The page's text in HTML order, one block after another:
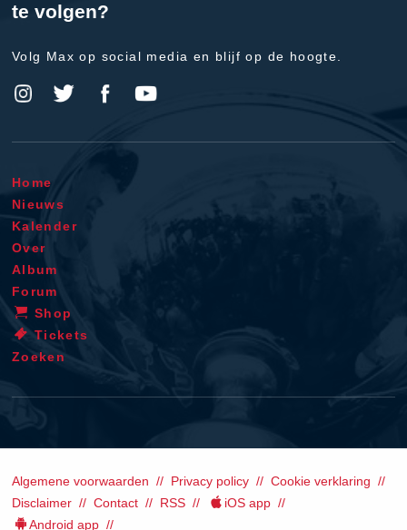
te volgen?
Volg Max op social media en blijf op de hoogte.
Home
Nieuws
Kalender
Over
Album
Forum
Shop
Tickets
Zoeken
Algemene voorwaarden Privacy policy
Cookie verklaring
Disclaimer
Contact RSS
iOS app
Android app